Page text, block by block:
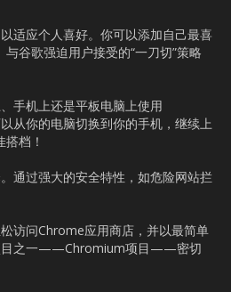
适应个人喜好。你可以添加自己最喜
谷歌强迫用户接受的“一刀切”策略
手机上还是平板电脑上使用
从你的电脑切换到你的手机，继续上
档！
通过强大的安全特性，如危险网站拦
访问Chrome应用商店，并以最简单
项目之一——Chromium项目——密切